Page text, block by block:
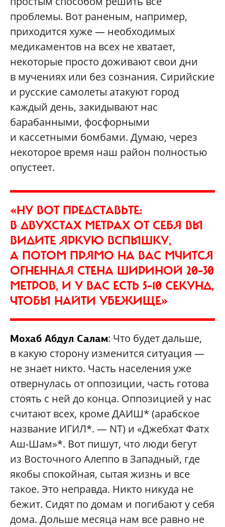
проблемы. Вот раненым, например,
приходится хуже — необходимых
медикаментов на всех не хватает,
некоторые просто доживают свои дни
в мучениях или без сознания. Сирийские
и русские самолеты атакуют город
каждый день, закидывают нас
барабанными, фосфорными
и кассетными бомбами. Думаю, через
некоторое время наш район полностью
опустеет.
«НУ ВОТ ПРЕДСТАВЬТЕ:
В ДВУХСТАХ МЕТРАХ ОТ СЕБЯ ВЫ
ВИДИТЕ ЯРКУЮ ВСПЫШКУ,
А ПОТОМ ПРЯМО НА ВАС МЧИТСЯ
ОГНЕННАЯ СТЕНА ШИРИНОЙ 20–30
МЕТРОВ, И У ВАС ЕСТЬ 5–10 СЕКУНД,
ЧТОБЫ НАЙТИ УБЕЖИЩЕ»
Мохаб Абдул Салам: Что будет дальше,
в какую сторону изменится ситуация —
не знает никто. Часть населения уже
отвернулась от оппозиции, часть готова
стоять с ней до конца. Оппозицией у нас
считают всех, кроме ДАИШ* (арабское
название ИГИЛ*. — NT) и «Джебхат Фатх
Аш-Шам»*. Вот пишут, что люди бегут
из Восточного Алеппо в Западный, где
якобы спокойная, сытая жизнь и все
такое. Это неправда. Никто никуда не
бежит. Сидят по домам и погибают у себя
дома. Дольше месяца нам все равно не